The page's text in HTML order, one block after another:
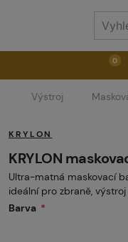
0
Zbraně Příslušenství
Střelivo Masky
Díly pro značkovače /
Výstroj
KRYLON
KRYLON
Ultra-matná maskovací
ideální pro zbraně,
Barva